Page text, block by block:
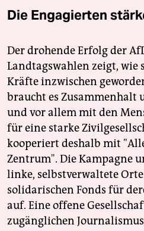
Die Engagierten
Der drohende Erfolg der
Landtagswahlen zeigt, wie
Kräfte inzwischen
braucht es Zusammenhalt
und vor allem mit den
für eine starke
kooperiert deshalb mit
Zentrum". Die Kampagne
linke, selbstverwaltete
solidarischen Fonds für
auf. Eine offene
zugänglichen